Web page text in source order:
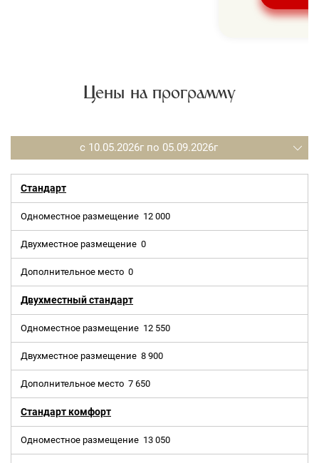
Цены на программу
с 10.05.2026г по 05.09.2026г
Стандарт
Одноместное размещение 12 000
Двухместное размещение 0
Дополнительное место 0
Двухместный стандарт
Одноместное размещение 12 550
Двухместное размещение 8 900
Дополнительное место 7 650
Стандарт комфорт
Одноместное размещение 13 050